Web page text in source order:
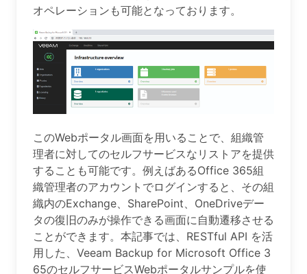
オペレーションも可能となっております。
このWebポータル画面を用いることで、組織管
理者に対してのセルフサービスなリストアを提供
することも可能です。例えばあるOffice 365組
織管理者のアカウントでログインすると、その組
織内のExchange、SharePoint、OneDriveデー
タの復旧のみが操作できる画面に自動遷移させる
ことができます。本記事では、RESTful API を活
用した、Veeam Backup for Microsoft Office 3
65のセルフサービスWebポータルサンプルを使